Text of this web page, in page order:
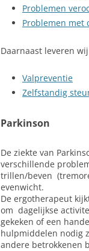
Problemen
Problemen met
Daarnaast leveren
Valpreventie
Zelfstandig
Parkinson
De ziekte van
verschillende
trillen/beven
evenwicht.
De ergotherapeut
om dagelijkse
gekeken of een
hulpmiddelen nodig
andere betrokkenen